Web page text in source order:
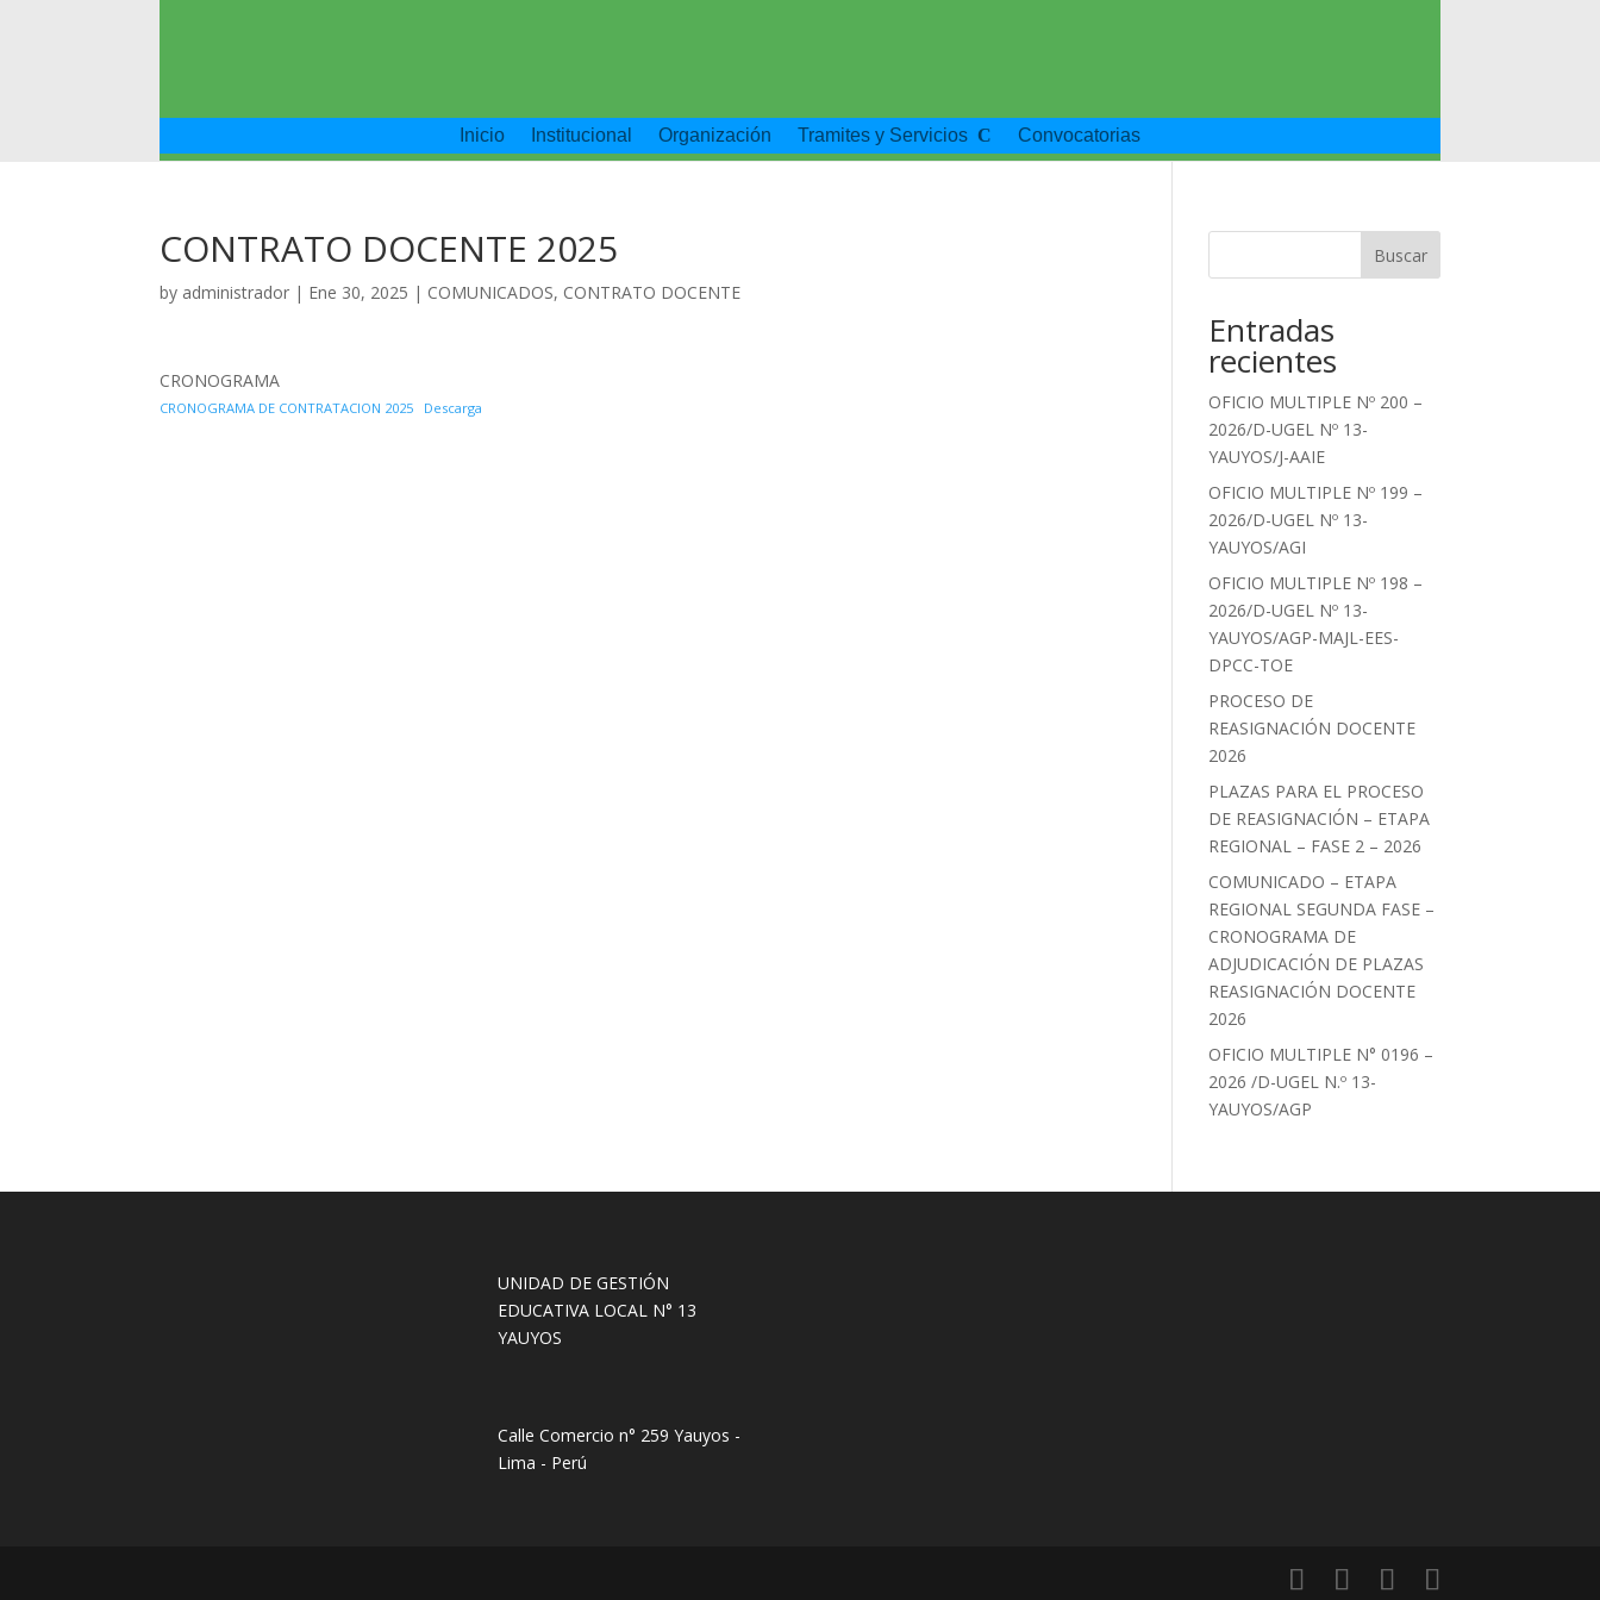
Inicio Institucional Organización Tramites y Servicios Convocatorias
CONTRATO DOCENTE 2025
by administrador | Ene 30, 2025 | COMUNICADOS, CONTRATO DOCENTE
CRONOGRAMA
CRONOGRAMA DE CONTRATACION 2025 Descarga
Buscar
Entradas
recientes
OFICIO MULTIPLE Nº 200 –
2026/D-UGEL Nº 13-
YAUYOS/J-AAIE
OFICIO MULTIPLE Nº 199 –
2026/D-UGEL Nº 13-
YAUYOS/AGI
OFICIO MULTIPLE Nº 198 –
2026/D-UGEL Nº 13-
YAUYOS/AGP-MAJL-EES-
DPCC-TOE
PROCESO DE
REASIGNACIÓN DOCENTE
2026
PLAZAS PARA EL PROCESO
DE REASIGNACIÓN – ETAPA
REGIONAL – FASE 2 – 2026
COMUNICADO – ETAPA
REGIONAL SEGUNDA FASE –
CRONOGRAMA DE
ADJUDICACIÓN DE PLAZAS
REASIGNACIÓN DOCENTE
2026
OFICIO MULTIPLE N° 0196 –
2026 /D-UGEL N.º 13-
YAUYOS/AGP
UNIDAD DE GESTIÓN
EDUCATIVA LOCAL N° 13
YAUYOS
Calle Comercio n° 259 Yauyos -
Lima - Perú